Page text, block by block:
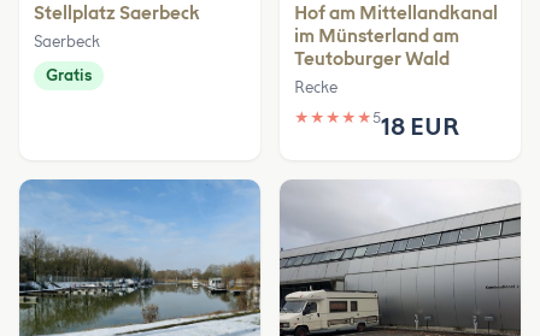
Stellplatz Saerbeck
Saerbeck
Gratis
Hof am Mittellandkanal
im Münsterland am
Teutoburger Wald
Recke
★ ★ ★ ★ ★518 EUR